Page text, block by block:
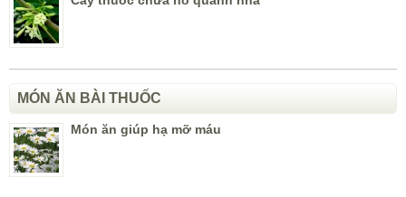
MÓN ĂN BÀI THUỐC
Món ăn giúp hạ mỡ máu